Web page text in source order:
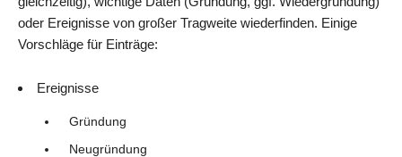
oder Ereignisse von großer Tragweite wiederfinden. Einige
Vorschläge für Einträge:
Ereignisse
Gründung
Neugründung